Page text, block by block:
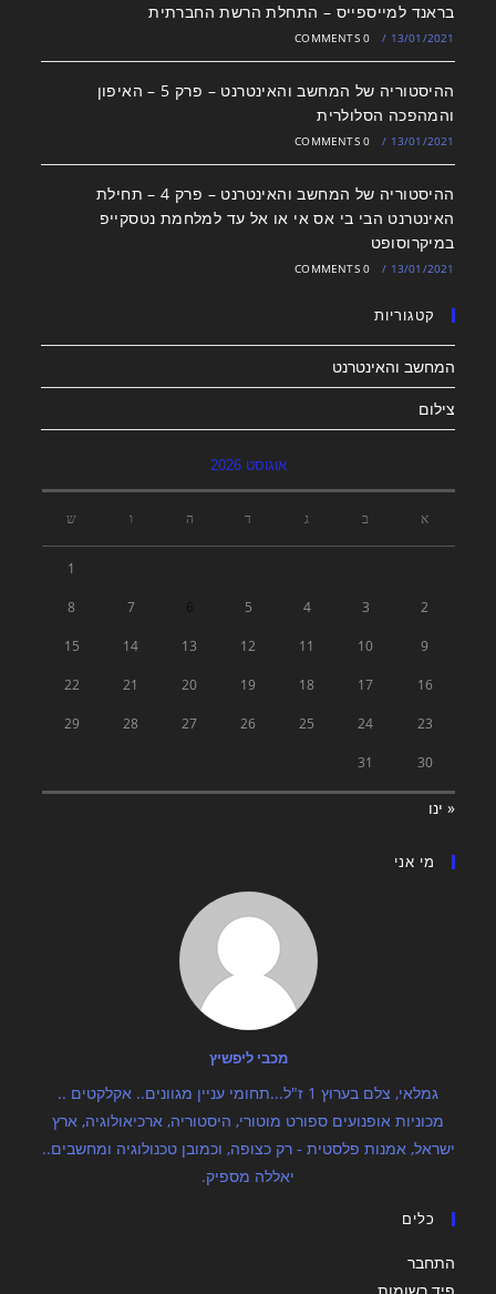
בראנד למייספייס – התחלת הרשת החברתית
13/01/2021
/
0 COMMENTS
ההיסטוריה של המחשב והאינטרנט – פרק 5 – האיפון
והמהפכה הסלולרית
13/01/2021
/
0 COMMENTS
ההיסטוריה של המחשב והאינטרנט – פרק 4 – תחילת
האינטרנט הבי בי אס אי או אל עד למלחמת נטסקייפ
במיקרוסופט
13/01/2021
/
0 COMMENTS
קטגוריות
המחשב והאינטרנט
צילום
אוגוסט 2026
א ב ג ד ה ו ש
1
2
3
4
5
7
8
9
10
11
12
13
14
15
16
17
18
19
20
21
22
23
24
25
26
27
28
29
30
31
« ינו
מי אני
מכבי ליפשיץ
גמלאי, צלם בערוץ 1 ז"ל...תחומי עניין מגוונים.. אקלקטים ..
מכוניות אופנועים ספורט מוטורי, היסטוריה, ארכיאולוגיה, ארץ
ישראל, אמנות פלסטית - רק כצופה, וכמובן טכנולוגיה ומחשבים..
יאללה מספיק.
כלים
התחבר